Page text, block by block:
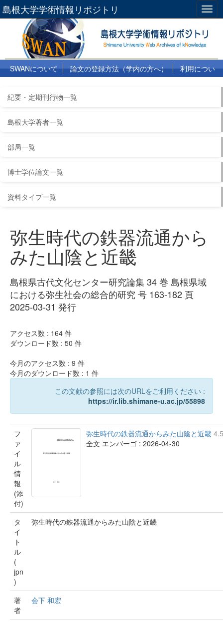
島根大学学術情報リポジトリ
SWANについて 論文の登録方法（学内の方へ）
利用につい
紀要・定期刊行物一覧
島根大学著者一覧
部局一覧
博士学位論文一覧
資料タイプ一覧
弥生時代の鉄器流通から
みた山陰と近畿
島根県古代文化センター研究論集 34 巻 島根県域
における弥生社会の総合的研究 号 163-182 頁
2025-03-31 発行
アクセス数 : 164 件
ダウンロード数 : 50 件
今月のアクセス数 : 9 件
今月のダウンロード数 : 1 件
この文献の参照には次のURLをご利用ください :
https://ir.lib.shimane-u.ac.jp/55898
フ
ァ
イ
ル
情
報
(添
付)
弥生時代の鉄器流通からみた山陰と近畿
全文 エンバーゴ : 2026-04-30
タ
イ
ト
ル
(
jpn
)
弥生時代の鉄器流通からみた山陰と近畿
著
者
会下 和宏